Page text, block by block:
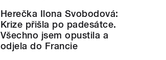
Herečka Ilona Svobodová:
Krize přišla po padesátce.
Všechno jsem opustila a
odjela do Francie